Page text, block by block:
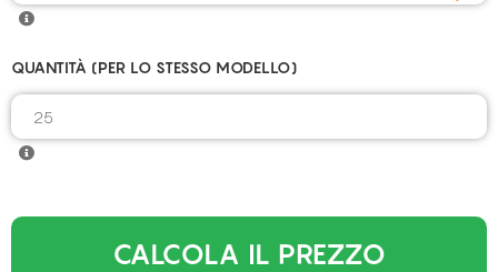
QUANTITÀ (PER LO STESSO MODELLO)
CALCOLA IL PREZZO